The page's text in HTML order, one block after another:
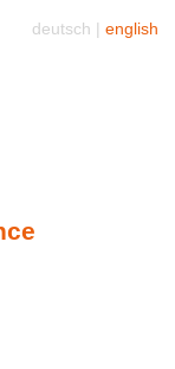
deutsch | english